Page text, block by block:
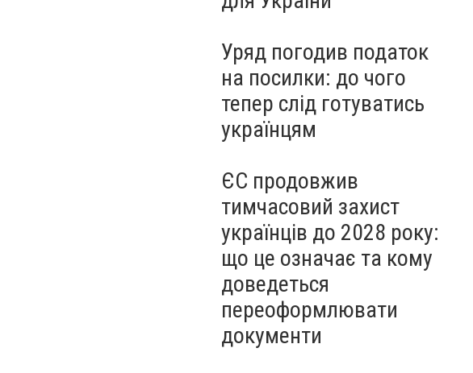
Уряд погодив податок
на посилки: до чого
тепер слід готуватись
українцям
ЄС продовжив
тимчасовий захист
українців до 2028 року:
що це означає та кому
доведеться
переоформлювати
документи